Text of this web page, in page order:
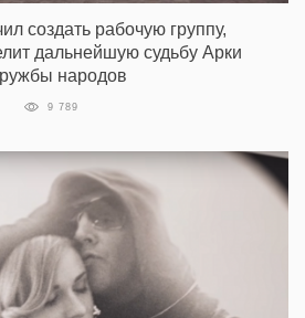
создать рабочую группу,
дальнейшую судьбу Арки
народов
9 789